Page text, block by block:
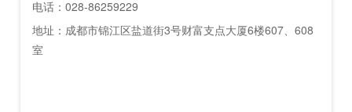
电话：028-86259229
地址：成都市锦江区盐道街3号财富支点大厦6楼607、608
室